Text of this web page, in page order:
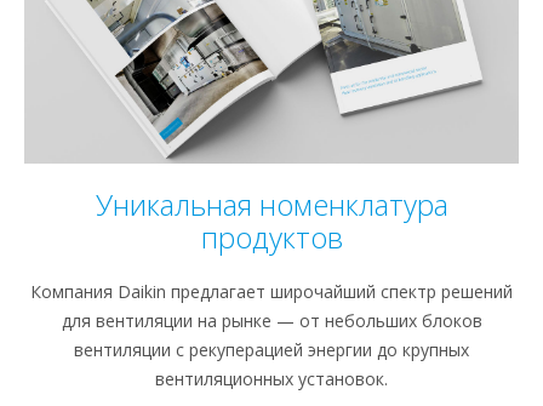
Уникальная номенклатура
продуктов
Компания Daikin предлагает широчайший спектр решений
для вентиляции на рынке — от небольших блоков
вентиляции с рекуперацией энергии до крупных
вентиляционных установок.